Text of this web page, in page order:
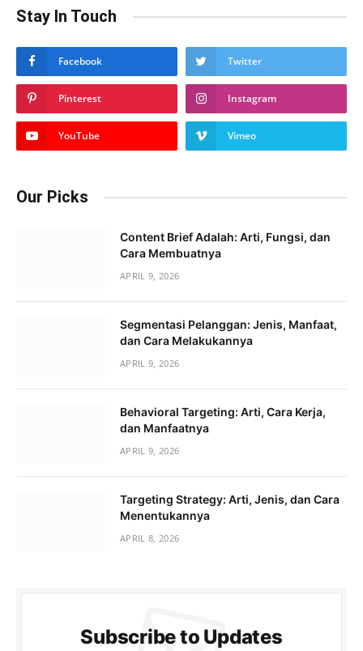
Stay In Touch
Facebook Twitter
Pinterest Instagram
YouTube Vimeo
Our Picks
Content Brief Adalah: Arti, Fungsi, dan
Cara Membuatnya
APRIL 9, 2026
Segmentasi Pelanggan: Jenis, Manfaat,
dan Cara Melakukannya
APRIL 9, 2026
Behavioral Targeting: Arti, Cara Kerja,
dan Manfaatnya
APRIL 9, 2026
Targeting Strategy: Arti, Jenis, dan Cara
Menentukannya
APRIL 8, 2026
Subscribe to Updates